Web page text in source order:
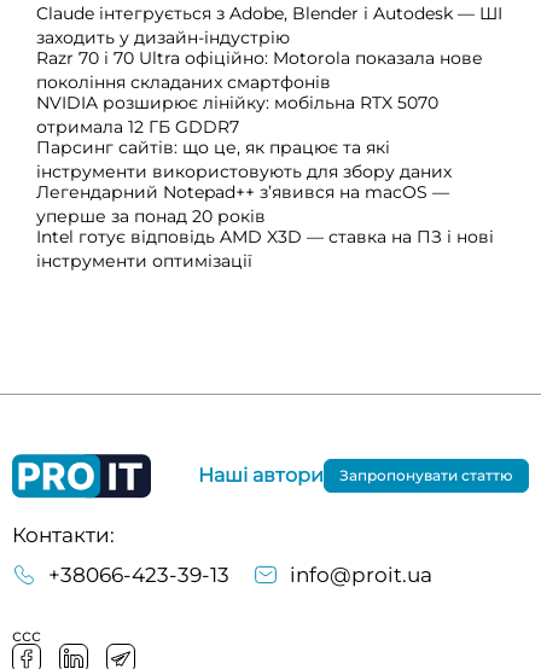
Claude інтегрується з Adobe, Blender і Autodesk — ШІ
заходить у дизайн-індустрію
Razr 70 і 70 Ultra офіційно: Motorola показала нове
покоління складаних смартфонів
NVIDIA розширює лінійку: мобільна RTX 5070
отримала 12 ГБ GDDR7
Парсинг сайтів: що це, як працює та які
інструменти використовують для збору даних
Легендарний Notepad++ з’явився на macOS —
уперше за понад 20 років
Intel готує відповідь AMD X3D — ставка на ПЗ і нові
інструменти оптимізації
Контакти:
+38066-423-39-13
info@proit.ua
ссс
Наші автори Запропонувати статтю